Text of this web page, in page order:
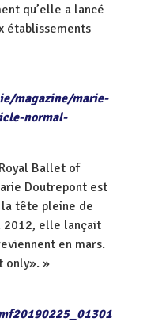
qu’elle a lancé
établissements
magazine/marie-
normal-
Ballet of
Doutrepont est
tête pleine de
2012, elle lançait
en mars.
only». »